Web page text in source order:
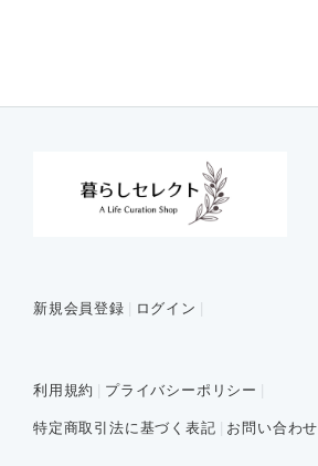
新規会員登録 ログイン
利用規約 プライバシーポリシー
特定商取引法に基づく表記 お問い合わせ